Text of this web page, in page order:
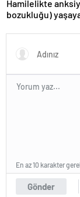
Hamilelikte
bozukluğu)
Gönder
En az 10 karakter